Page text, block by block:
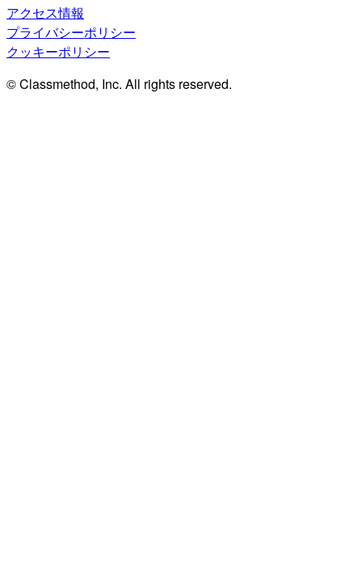
アクセス情報
プライバシーポリシー
クッキーポリシー
© Classmethod, Inc. All rights reserved.